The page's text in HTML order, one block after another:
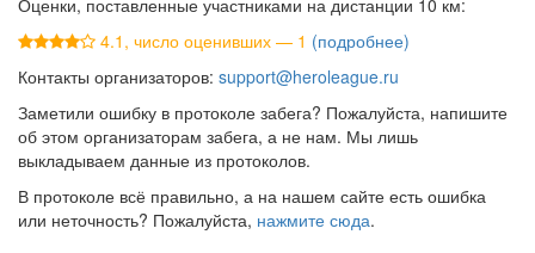
Оценки, поставленные участниками на дистанции 10 км:
4.1, число оценивших — 1 (подробнее)
Контакты организаторов: support@heroleague.ru
Заметили ошибку в протоколе забега? Пожалуйста, напишите
об этом организаторам забега, а не нам. Мы лишь
выкладываем данные из протоколов.
В протоколе всё правильно, а на нашем сайте есть ошибка
или неточность? Пожалуйста, нажмите сюда.